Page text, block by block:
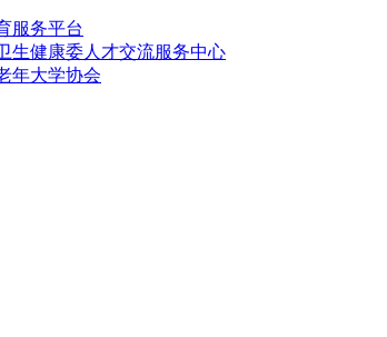
服务平台
生健康委人才交流服务中心
年大学协会